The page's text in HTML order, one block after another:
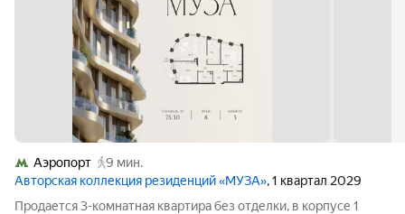
Аэропорт
9 мин.
Авторская коллекция резиденций «МУЗА», 1 квартал 2029
Продается 3-комнатная квартира без отделки, в корпусе 1